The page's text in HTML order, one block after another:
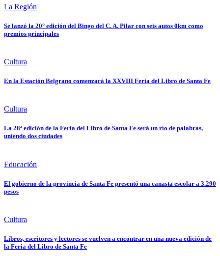
La Región
Se lanzó la 20° edición del Bingo del C. A. Pilar con seis autos 0km como
premios principales
Cultura
En la Estación Belgrano comenzará la XXVIII Feria del Libro de Santa Fe
Cultura
La 28ª edición de la Feria del Libro de Santa Fe será un río de palabras,
uniendo dos ciudades
Educación
El gobierno de la provincia de Santa Fe presentó una canasta escolar a 3.290
pesos
Cultura
Libros, escritores y lectores se vuelven a encontrar en una nueva edición de
la Feria del Libro de Santa Fe